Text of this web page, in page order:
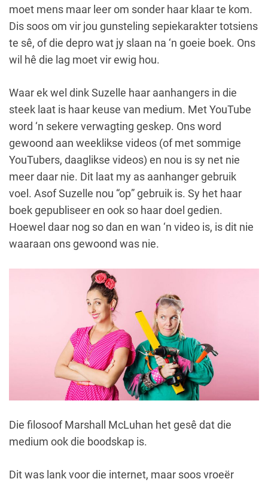
moet mens maar leer om sonder haar klaar te kom.
Dis soos om vir jou gunsteling sepiekarakter totsiens
te sê, of die depro wat jy slaan na ‘n goeie boek. Ons
wil hê die lag moet vir ewig hou.
Waar ek wel dink Suzelle haar aanhangers in die
steek laat is haar keuse van medium. Met YouTube
word ‘n sekere verwagting geskep. Ons word
gewoond aan weeklikse videos (of met sommige
YouTubers, daaglikse videos) en nou is sy net nie
meer daar nie. Dit laat my as aanhanger gebruik
voel. Asof Suzelle nou “op” gebruik is. Sy het haar
boek gepubliseer en ook so haar doel gedien.
Hoewel daar nog so dan en wan ‘n video is, is dit nie
waaraan ons gewoond was nie.
Die filosoof Marshall McLuhan het gesê dat die
medium ook die boodskap is.
Dit was lank voor die internet, maar soos vroeër